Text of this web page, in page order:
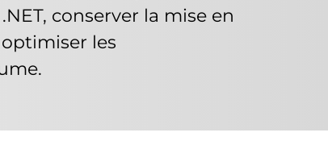
conserver la mise en
les